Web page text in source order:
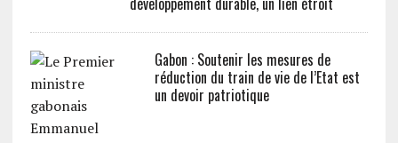
Gabon : Soutenir les mesures de
réduction du train de vie de l’Etat est
un devoir patriotique